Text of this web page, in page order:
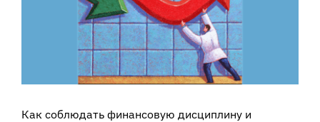
Как соблюдать финансовую дисциплину и